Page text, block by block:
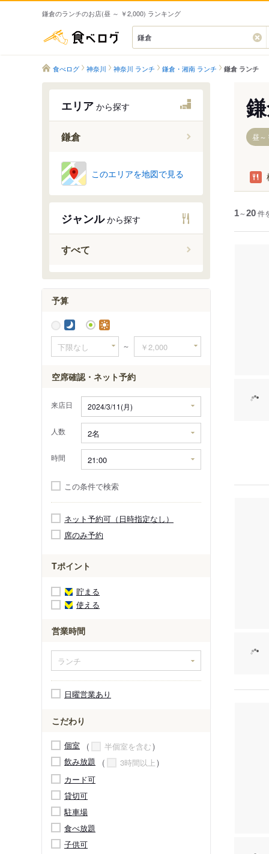
鎌倉のランチのお店(昼 ～ ￥2,000) ランキング
食べログ
食べログ 神奈川 神奈川 ランチ 鎌倉・湘南 ランチ 鎌倉 ランチ
エリア から探す
鎌倉
鎌倉駅
七里ケ
このエリアを地図で見る
ジャンルから探す
すべて
予算
～
空席確認・ネット予約
来店日
人数
時間
この条件で検索
ネット予約可（日時指定なし）
席のみ予約
Tポイント
貯まる
使える
営業時間
日曜営業あり
こだわり
個室
半個室を含む
飲み放題
3時間以上
カード可
貸切可
駐車場
食べ放題
子供可
昼～
1～20件